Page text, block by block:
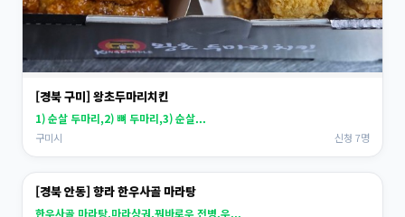
[경북 구미] 왕초두마리치킨
1) 순살 두마리,2) 뼈 두마리,3) 순살...
구미시 신청 7명
[경북 안동] 향라 한우사골 마라탕
한우사골 마라탕,마라샹궈,꿔바로우 전병,우...